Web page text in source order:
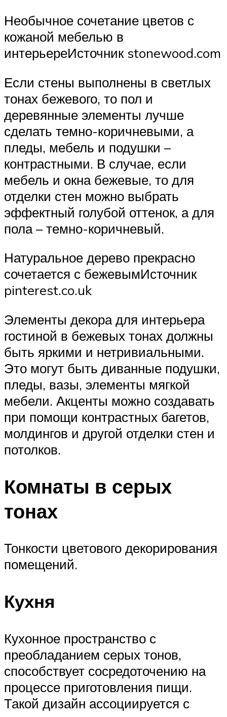
Необычное сочетание цветов с
кожаной мебелью в
интерьереИсточник stonewood.com
Если стены выполнены в светлых
тонах бежевого, то пол и
деревянные элементы лучше
сделать темно-коричневыми, а
пледы, мебель и подушки –
контрастными. В случае, если
мебель и окна бежевые, то для
отделки стен можно выбрать
эффектный голубой оттенок, а для
пола – темно-коричневый.
Натуральное дерево прекрасно
сочетается с бежевымИсточник
pinterest.co.uk
Элементы декора для интерьера
гостиной в бежевых тонах должны
быть яркими и нетривиальными.
Это могут быть диванные подушки,
пледы, вазы, элементы мягкой
мебели. Акценты можно создавать
при помощи контрастных багетов,
молдингов и другой отделки стен и
потолков.
Комнаты в серых
тонах
Тонкости цветового декорирования
помещений.
Кухня
Кухонное пространство с
преобладанием серых тонов,
способствует сосредоточению на
процессе приготовления пищи.
Такой дизайн ассоциируется с